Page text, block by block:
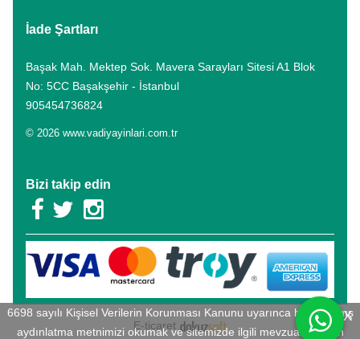
İade Şartları
Başak Mah. Mektep Sok. Mavera Sarayları Sitesi A1 Blok
No: 5CC Başakşehir - İstanbul
905454736824
© 2026 www.vadiyayinlari.com.tr
Bizi takip edin
6698 sayılı Kişisel Verilerin Korunması Kanunu uyarınca hazırlanmış
aydınlatma metnimizi okumak ve sitemizde ilgili mevzuata uygun
X
E-ticaret